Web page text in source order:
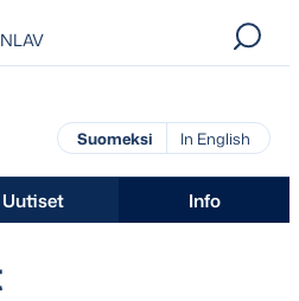
Suomeksi In English
Uutiset Info